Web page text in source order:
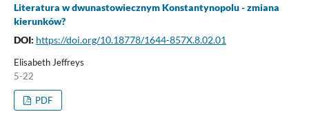
Literatura w dwunastowiecznym Konstantynopolu - zmiana
kierunków?
DOI: https://doi.org/10.18778/1644-857X.8.02.01
Elisabeth Jeffreys
5-22
PDF